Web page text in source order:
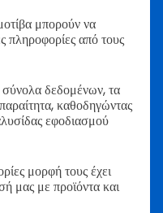
μπορούν να
πληροφορίες από τους
δεδομένων, τα
καθοδηγώντας
εφοδιασμού
μορφή τους έχει
μας με προϊόντα και